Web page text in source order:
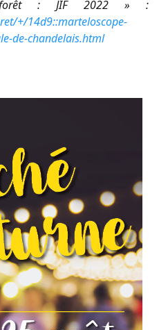
forêt : JIF 2022 » :
+/14d9::marteloscope-
de-chandelais.html